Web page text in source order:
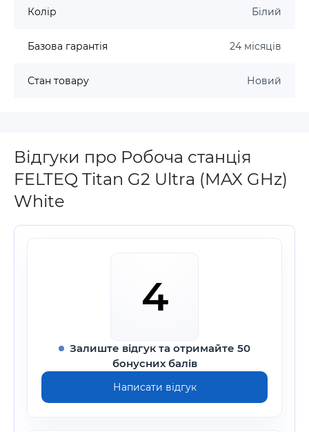
Колір Білий
Базова гарантія 24 місяців
Стан товару Новий
Відгуки про Робоча станція
FELTEQ Titan G2 Ultra (MAX GHz)
White
4
Залиште відгук та отримайте 50
бонусних балів
Написати відгук